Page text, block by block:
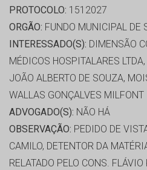
PROTOCOLO: 1512027
ORGÃO: FUNDO MUNICIPAL DE
INTERESSADO(S): DIMENSÃO
MÉDICOS HOSPITALARES
JOÃO ALBERTO DE SOUZA,
WALLAS GONÇALVES MILFONT
ADVOGADO(S): NÃO HÁ
OBSERVAÇÃO: PEDIDO DE
CAMILO, DETENTOR DA
RELATADO PELO CONS.